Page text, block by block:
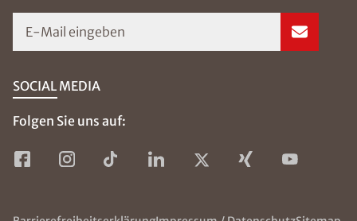
E-Mail eingeben
SOCIAL MEDIA
Folgen Sie uns auf: